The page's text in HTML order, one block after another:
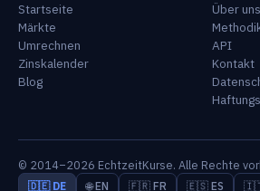
Startseite
Märkte
Umrechnen
Zinskalender
Blog
Über uns
API
Kontakt
© 2014–2026 EchtzeitKurse. Alle Rechte
🇩🇪 DE 🌐 EN 🇫🇷 FR 🇪🇸 ES